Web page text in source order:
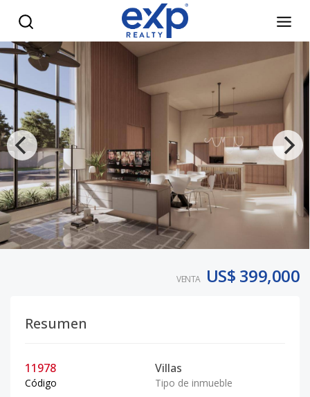
VENTA US$ 399,000
Resumen
11978
Código
Villas
Tipo de inmueble
Venta de villa de 3 habitaciones y cuarto de servicio en